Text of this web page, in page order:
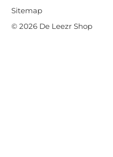
Sitemap
© 2026 De Leezr Shop